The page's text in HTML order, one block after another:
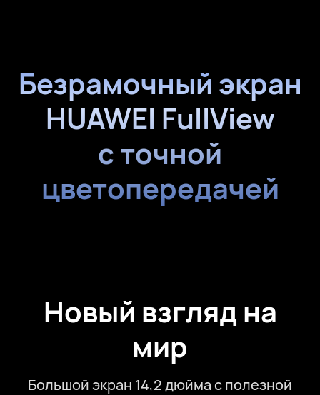
Безрамочный экран
HUAWEI FullView
с точной
цветопередачей
Новый взгляд на
мир
Большой экран 14,2 дюйма с полезной